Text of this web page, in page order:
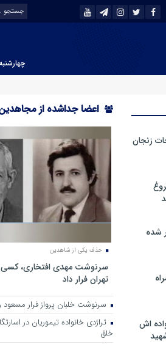
چهارشنبه, ۱۴ مرداد ,
زنجان
شده
اش
اعضا جداشده از
حذف یکی از شاهدین
سرنوشت مهدی افتخاری، کسی
تهران فرار داد
سرنوشت خلبان پرواز فرار
تراژدی خانواده تیموریان در
خلق